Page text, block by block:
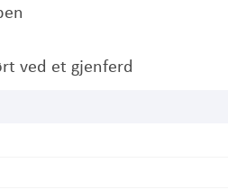
ved et gjenferd